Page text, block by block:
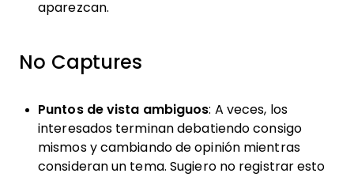
aparezcan.
No Captures
Puntos de vista ambiguos: A veces, los
interesados terminan debatiendo consigo
mismos y cambiando de opinión mientras
consideran un tema. Sugiero no registrar esto